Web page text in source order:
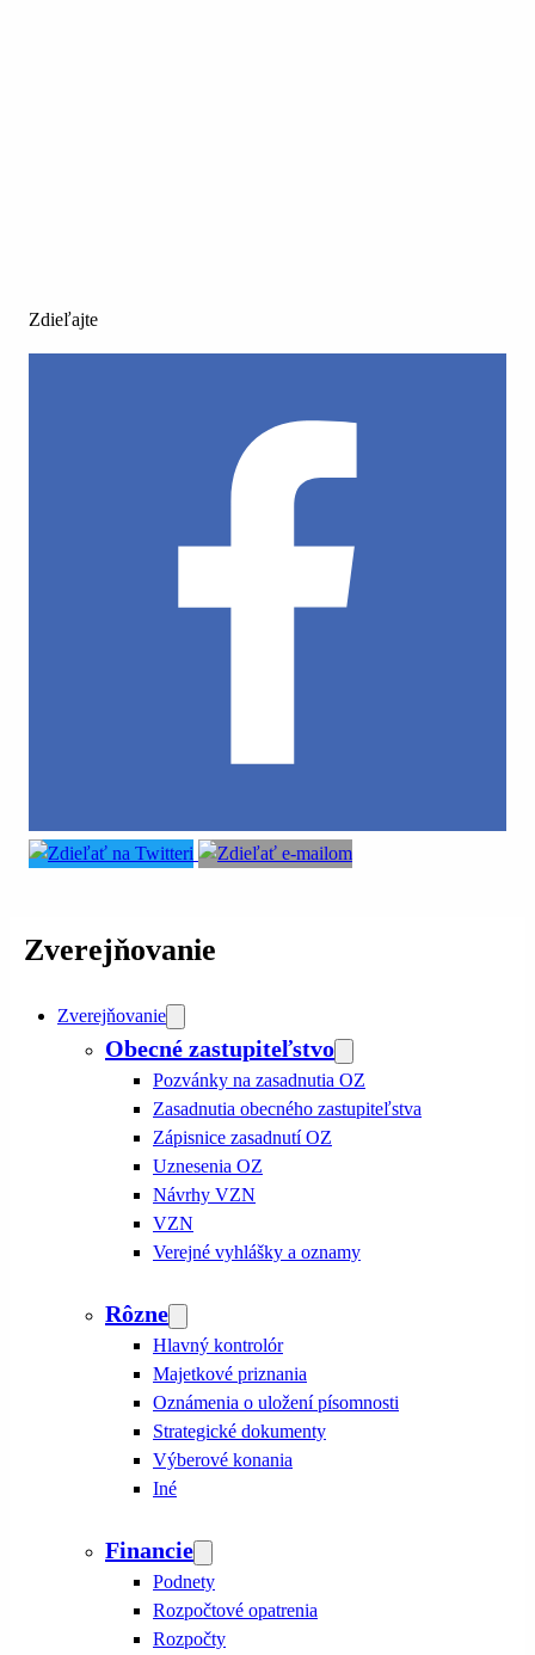
Zdieľajte
Zverejňovanie
Zverejňovanie
Obecné zastupiteľstvo
Pozvánky na zasadnutia OZ
Zasadnutia obecného zastupiteľstva
Zápisnice zasadnutí OZ
Uznesenia OZ
Návrhy VZN
VZN
Verejné vyhlášky a oznamy
Rôzne
Hlavný kontrolór
Majetkové priznania
Oznámenia o uložení písomnosti
Strategické dokumenty
Výberové konania
Iné
Financie
Podnety
Rozpočtové opatrenia
Rozpočty